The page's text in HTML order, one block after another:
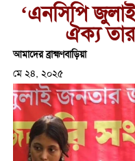
‘এনসিপি
ঐক্য
আমাদের ব্রাহ্মণবাড়িয়া
মে ২৪, ২০২৫